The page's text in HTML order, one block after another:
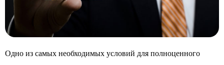
Одно из самых необходимых условий для полноценного